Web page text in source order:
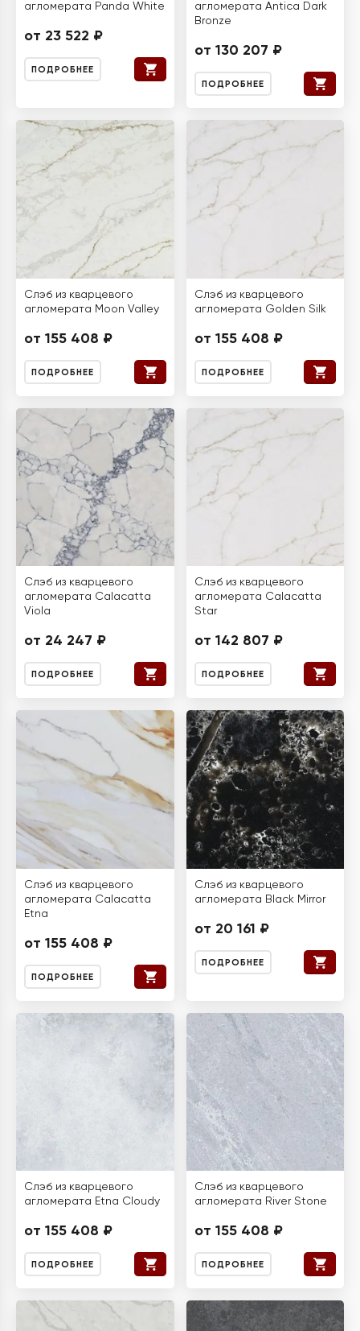
агломерата Panda White
от 23 522 ₽
ПОДРОБНЕЕ
агломерата Antica Dark
Bronze
от 130 207 ₽
ПОДРОБНЕЕ
Слэб из кварцевого
агломерата Moon Valley
от 155 408 ₽
ПОДРОБНЕЕ
Слэб из кварцевого
агломерата Golden Silk
от 155 408 ₽
ПОДРОБНЕЕ
Слэб из кварцевого
агломерата Calacatta
Viola
от 24 247 ₽
ПОДРОБНЕЕ
Слэб из кварцевого
агломерата Calacatta
Star
от 142 807 ₽
ПОДРОБНЕЕ
Слэб из кварцевого
агломерата Calacatta
Etna
от 155 408 ₽
ПОДРОБНЕЕ
Слэб из кварцевого
агломерата Black Mirror
от 20 161 ₽
ПОДРОБНЕЕ
Слэб из кварцевого
агломерата Etna Cloudy
от 155 408 ₽
ПОДРОБНЕЕ
Слэб из кварцевого
агломерата River Stone
от 155 408 ₽
ПОДРОБНЕЕ